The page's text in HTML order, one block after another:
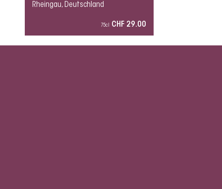
Rheingau, Deutschland
75cl CHF 29.00